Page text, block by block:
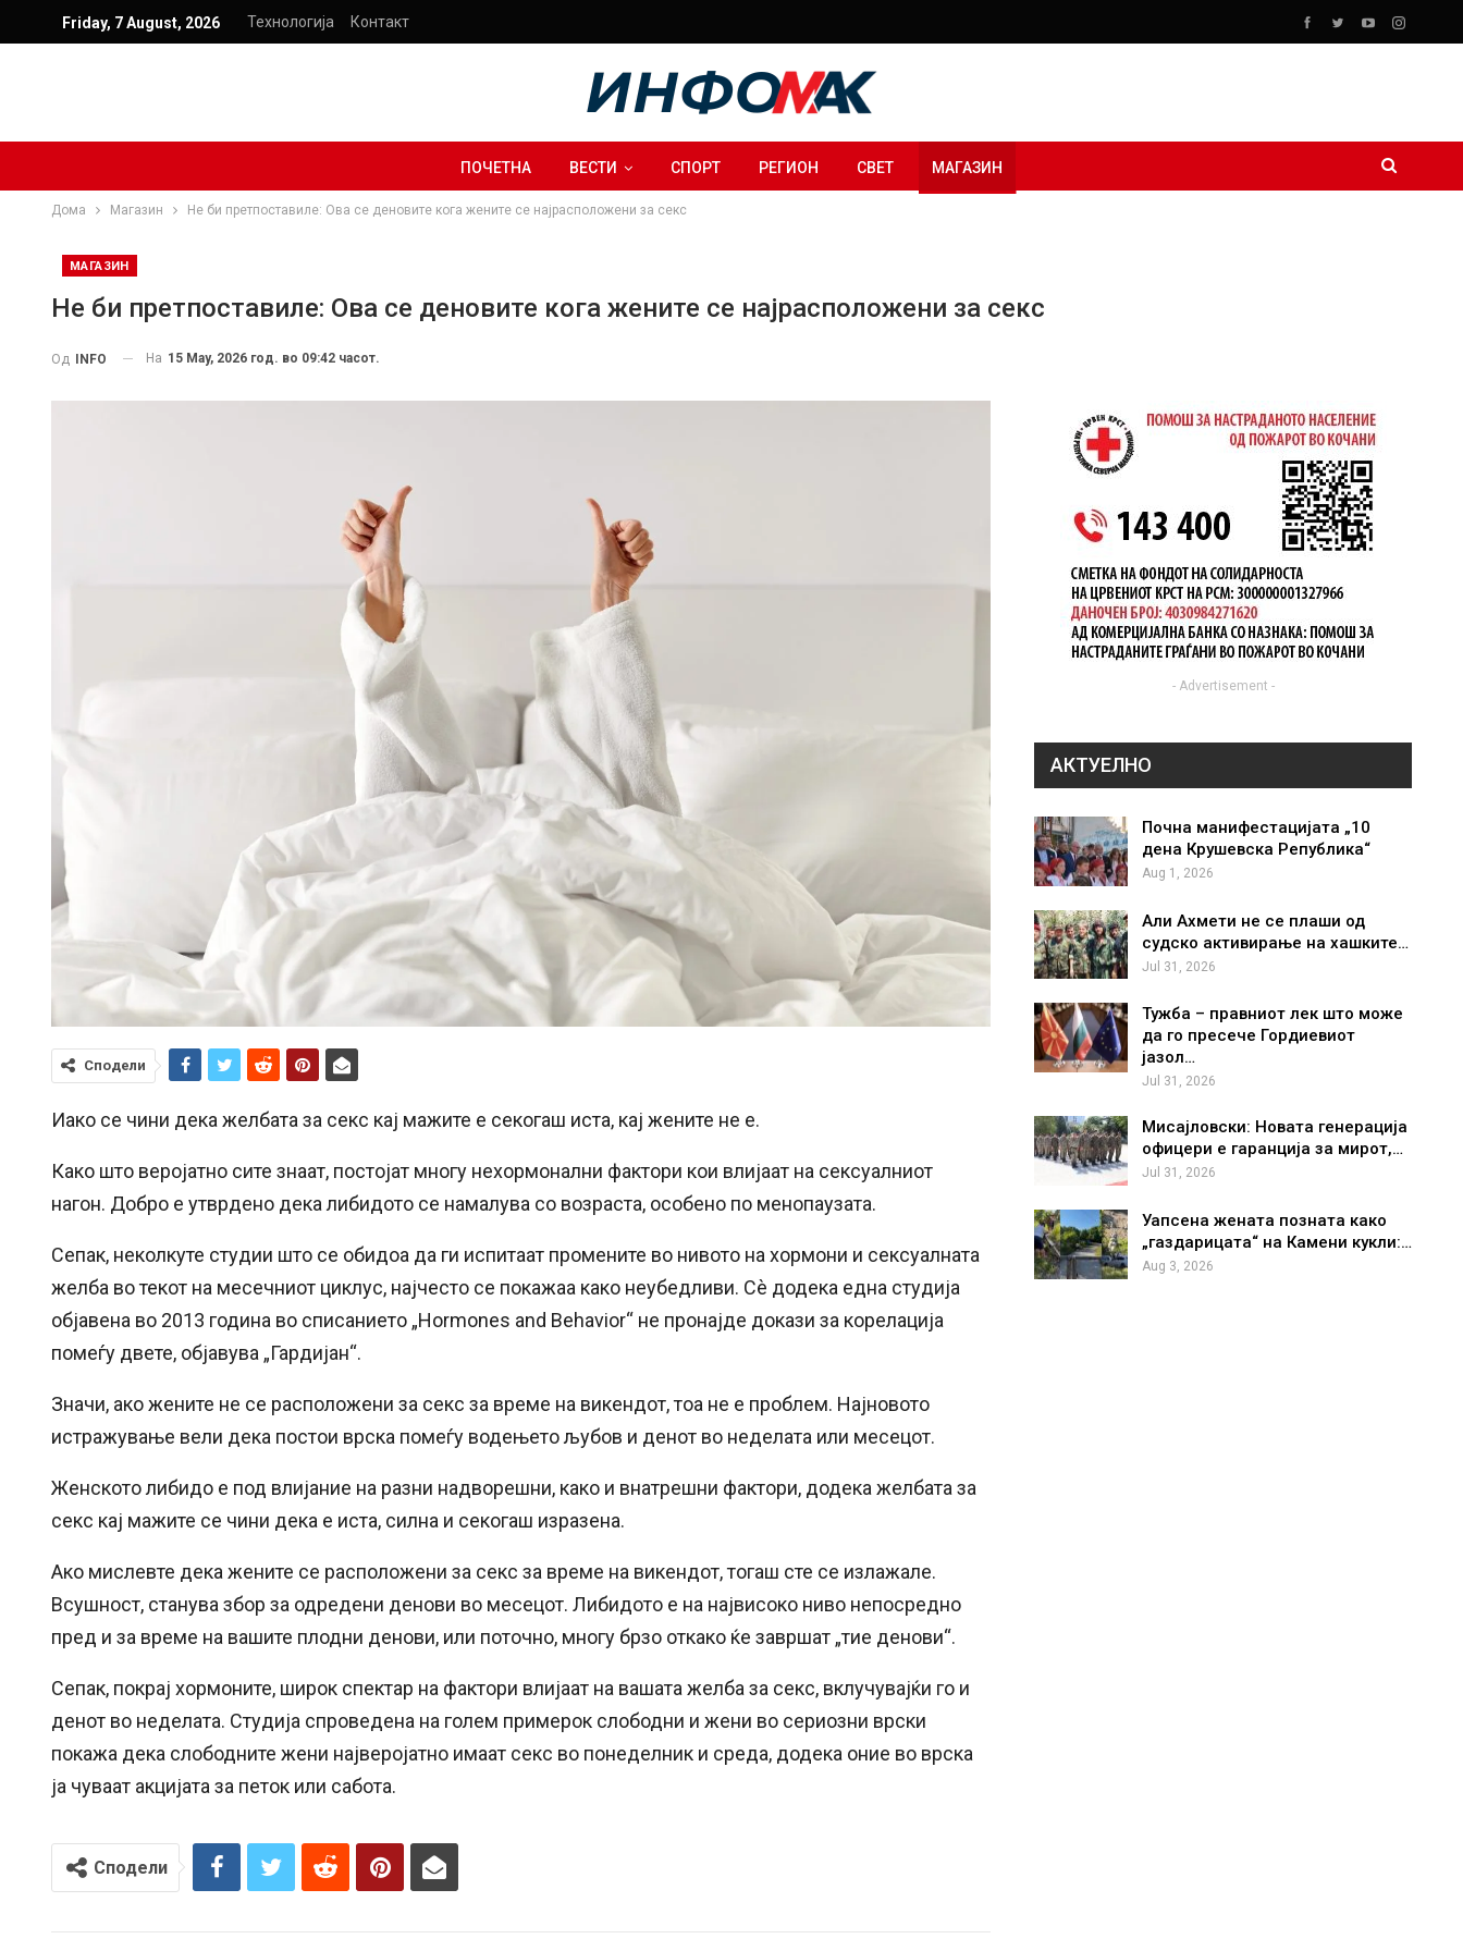
Friday, 7 August, 2026 Технологија Контакт
ПОЧЕТНА ВЕСТИ СПОРТ РЕГИОН СВЕТ МАГАЗИН
Дома Магазин Не би претпоставиле: Ова се деновите кога жените се најрасположени за секс
МАГАЗИН
Не би претпоставиле: Ова се деновите кога жените се најрасположени за секс
Од INFO На 15 May, 2026 год. во 09:42 часот.
Сподели
Иако се чини дека желбата за секс кај мажите е секогаш иста, кај жените не е.
Како што веројатно сите знаат, постојат многу нехормонални фактори кои влијаат на сексуалниот
нагон. Добро е утврдено дека либидото се намалува со возраста, особено по менопаузата.
Сепак, неколкуте студии што се обидоа да ги испитаат промените во нивото на хормони и сексуалната
желба во текот на месечниот циклус, најчесто се покажаа како неубедливи. Сè додека една студија
објавена во 2013 година во списанието „Hormones and Behavior“ не пронајде докази за корелација
помеѓу двете, објавува „Гардијан“.
Значи, ако жените не се расположени за секс за време на викендот, тоа не е проблем. Најновото
истражување вели дека постои врска помеѓу водењето љубов и денот во неделата или месецот.
Женското либидо е под влијание на разни надворешни, како и внатрешни фактори, додека желбата за
секс кај мажите се чини дека е иста, силна и секогаш изразена.
Ако мислевте дека жените се расположени за секс за време на викендот, тогаш сте се излажале.
Всушност, станува збор за одредени денови во месецот. Либидото е на највисоко ниво непосредно
пред и за време на вашите плодни денови, или поточно, многу брзо откако ќе завршат „тие денови“.
Сепак, покрај хормоните, широк спектар на фактори влијаат на вашата желба за секс, вклучувајќи го и
денот во неделата. Студија спроведена на голем примерок слободни и жени во сериозни врски
покажа дека слободните жени најверојатно имаат секс во понеделник и среда, додека оние во врска
ја чуваат акцијата за петок или сабота.
Сподели
- Advertisement -
АКТУЕЛНО
Почна манифестацијата „10
дена Крушевска Република“
Aug 1, 2026
Али Ахмети не се плаши од
судско активирање на хашките…
Jul 31, 2026
Тужба – правниот лек што може
да го пресече Гордиевиот
јазол…
Jul 31, 2026
Мисајловски: Новата генерација
офицери е гаранција за мирот,…
Jul 31, 2026
Уапсена жената позната како
„газдарицата“ на Камени кукли:…
Aug 3, 2026